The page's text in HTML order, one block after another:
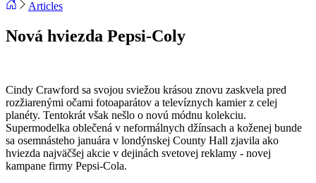
Articles
Nová hviezda Pepsi-Coly
Cindy Crawford sa svojou sviežou krásou znovu zaskvela pred
rozžiarenými očami fotoaparátov a televíznych kamier z celej
planéty. Tentokrát však nešlo o novú módnu kolekciu.
Supermodelka oblečená v neformálnych džínsach a koženej bunde
sa osemnásteho januára v londýnskej County Hall zjavila ako
hviezda najväčšej akcie v dejinách svetovej reklamy - novej
kampane firmy Pepsi-Cola.